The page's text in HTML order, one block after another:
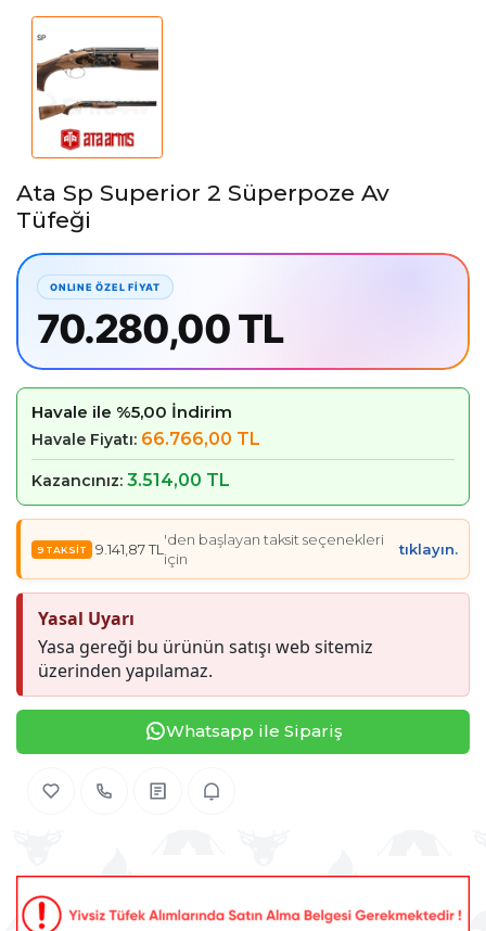
Ata Sp Superior 2 Süperpoze Av
Tüfeği
70.280,00 TL
Havale ile %5,00 İndirim
Havale Fiyatı: 66.766,00 TL
Kazancınız: 3.514,00 TL
9.141,87 TL
'den başlayan taksit seçenekleri
için
tıklayın.
Yasal Uyarı
Yasa gereği bu ürünün satışı web sitemiz
üzerinden yapılamaz.
Whatsapp ile Sipariş